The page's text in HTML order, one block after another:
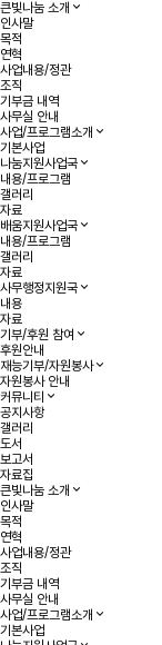
큰빛나눔 소개
인사말
목적
연혁
사업내용/정관
조직
기부금 내역
사무실 안내
사업/프로그램소개
기본사업
나눔지원사업국
내용/프로그램
갤러리
자료
배움지원사업국
내용/프로그램
갤러리
자료
사무행정지원국
내용
자료
기부/후원 참여
후원안내
재능기부/자원봉사
자원봉사 안내
커뮤니티
공지사항
갤러리
도서
보고서
자료집
큰빛나눔 소개
인사말
목적
연혁
사업내용/정관
조직
기부금 내역
사무실 안내
사업/프로그램소개
기본사업